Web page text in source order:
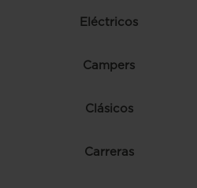
Eléctricos
Campers
Clásicos
Carreras